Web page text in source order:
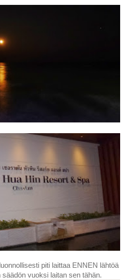
piti laittaa ENNEN lähtöä
vuoksi laitan sen tähän.